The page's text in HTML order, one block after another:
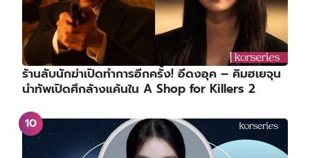
ร้านลับนักฆ่าเปิดทำการอีกครั้ง! อีดงอุค – คิมฮเยจุน
นำทัพเปิดศึกล้างแค้นใน A Shop for Killers 2